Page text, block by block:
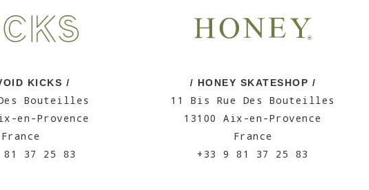
KICKS /
Bouteilles
en-Provence
France
81 37 25 83
/ HONEY SKATESHOP /
11 Bis Rue Des Bouteilles
13100 Aix-en-Provence
France
+33 9 81 37 25 83